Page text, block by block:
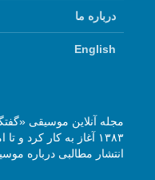
درباره ما
English
۱۳۸۳ آغاز به کار کرد
انتشار مطالبی درباره